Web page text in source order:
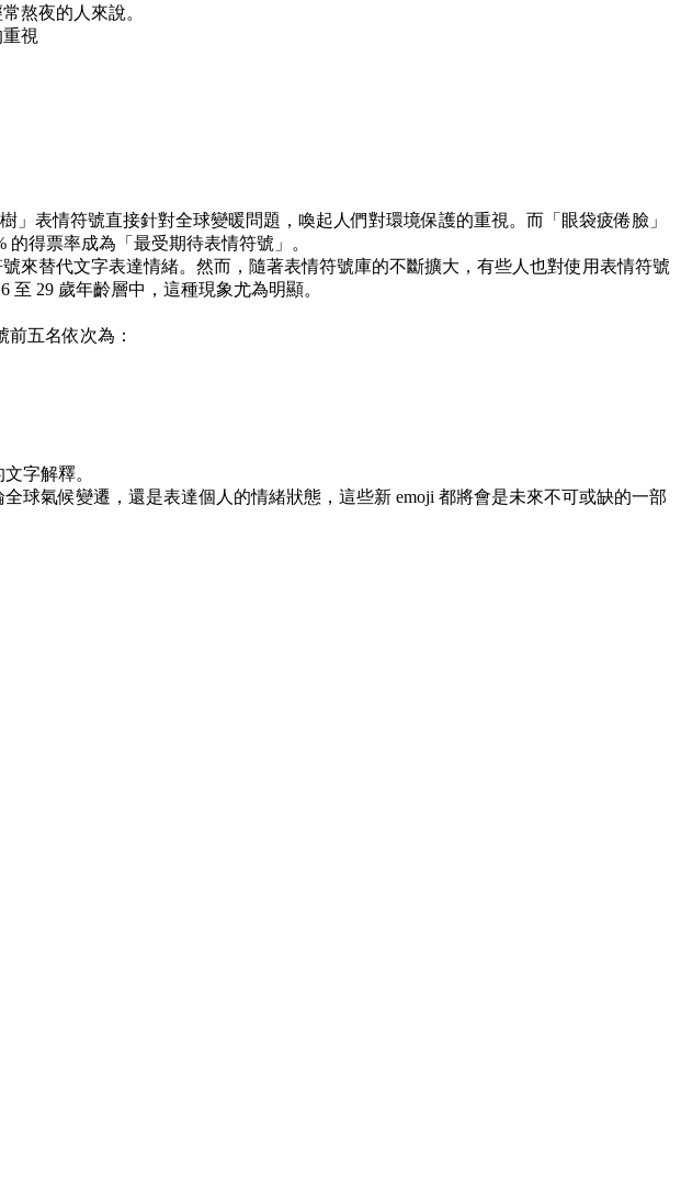
熬夜的人來說。
視
表情符號直接針對全球變暖問題，喚起人們對環境保護的重視。而「眼袋疲倦臉」
得票率成為「最受期待表情符號」。
來替代文字表達情緒。然而，隨著表情符號庫的不斷擴大，有些人也對使用表情符號
29 歲年齡層中，這種現象尤為明顯​。
五名依次為​：
字解釋。
球氣候變遷，還是表達個人的情緒狀態，這些新 emoji 都將會是未來不可或缺的一部